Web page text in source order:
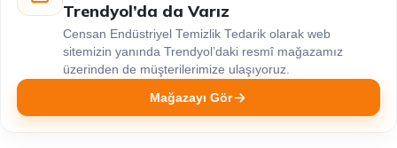
Trendyol’da da Varız
Censan Endüstriyel Temizlik Tedarik olarak web
sitemizin yanında Trendyol’daki resmî mağazamız
üzerinden de müşterilerimize ulaşıyoruz.
Mağazayı Gör